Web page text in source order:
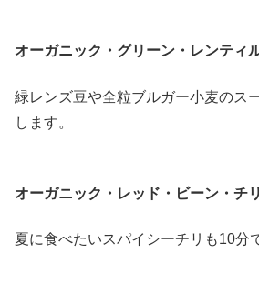
オーガニック・グリーン・レンティ
緑レンズ豆や全粒ブルガー小麦のス
します。
オーガニック・レッド・ビーン・チリ
夏に食べたいスパイシーチリも10分